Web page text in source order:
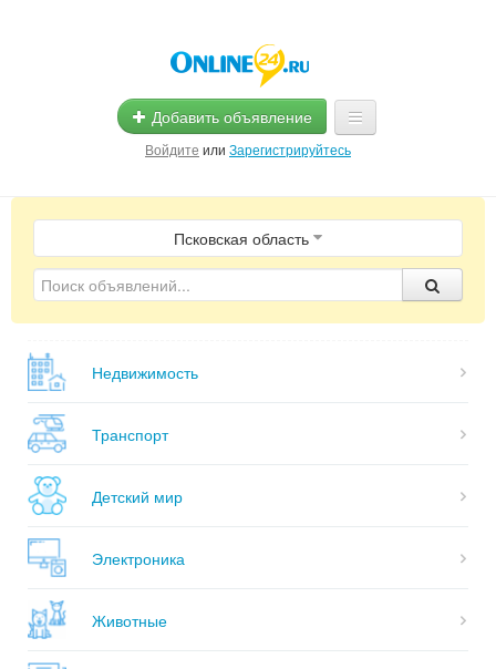
Добавить объявление
Войдите или Зарегистрируйтесь
Главная
Помощь
Псковская область
Недвижимость
Транспорт
Детский мир
Электроника
Животные